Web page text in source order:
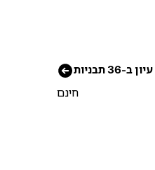
עיון ב-36 תבניות
חינם